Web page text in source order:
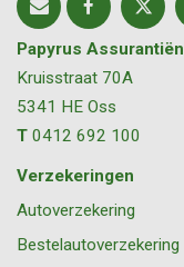
Papyrus Assurantiën
Kruisstraat 70A
5341 HE Oss
T 0412 692 100
Verzekeringen
Autoverzekering
Bestelautoverzekering